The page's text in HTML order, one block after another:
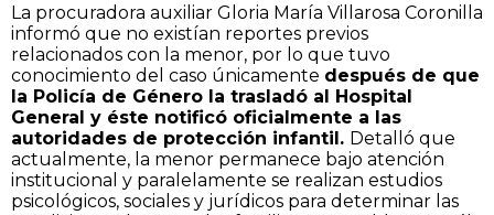
La procuradora auxiliar Gloria María Villarosa Coronilla
informó que no existían reportes previos
relacionados con la menor, por lo que tuvo
conocimiento del caso únicamente después de que
la Policía de Género la trasladó al Hospital
General y éste notificó oficialmente a las
autoridades de protección infantil. Detalló que
actualmente, la menor permanece bajo atención
institucional y paralelamente se realizan estudios
psicológicos, sociales y jurídicos para determinar las